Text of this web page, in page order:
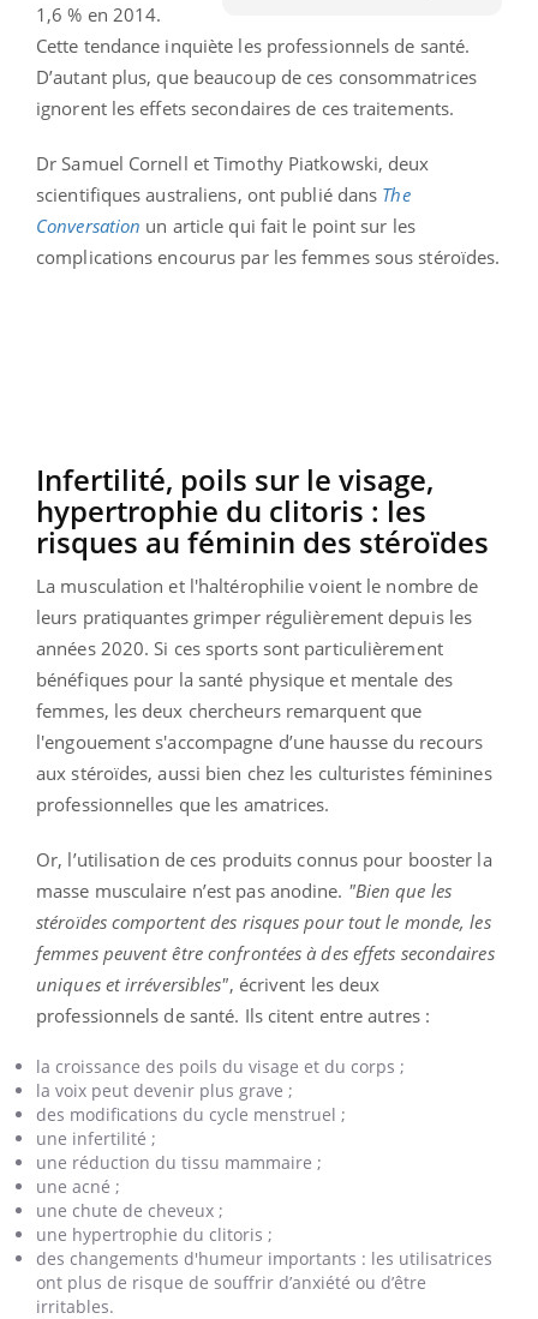
1,6 % en 2014.
Cette tendance inquiète les professionnels de santé.
D’autant plus, que beaucoup de ces consommatrices
ignorent les effets secondaires de ces traitements.
Dr Samuel Cornell et Timothy Piatkowski, deux
scientifiques australiens, ont publié dans The
Conversation un article qui fait le point sur les
complications encourus par les femmes sous stéroïdes.
Infertilité, poils sur le visage,
hypertrophie du clitoris : les
risques au féminin des stéroïdes
La musculation et l'haltérophilie voient le nombre de
leurs pratiquantes grimper régulièrement depuis les
années 2020. Si ces sports sont particulièrement
bénéfiques pour la santé physique et mentale des
femmes, les deux chercheurs remarquent que
l'engouement s'accompagne d’une hausse du recours
aux stéroïdes, aussi bien chez les culturistes féminines
professionnelles que les amatrices.
Or, l’utilisation de ces produits connus pour booster la
masse musculaire n’est pas anodine. "Bien que les
stéroïdes comportent des risques pour tout le monde, les
femmes peuvent être confrontées à des effets secondaires
uniques et irréversibles", écrivent les deux
professionnels de santé. Ils citent entre autres :
la croissance des poils du visage et du corps ;
la voix peut devenir plus grave ;
des modifications du cycle menstruel ;
une infertilité ;
une réduction du tissu mammaire ;
une acné ;
une chute de cheveux ;
une hypertrophie du clitoris ;
des changements d'humeur importants : les utilisatrices
ont plus de risque de souffrir d’anxiété ou d’être
irritables.